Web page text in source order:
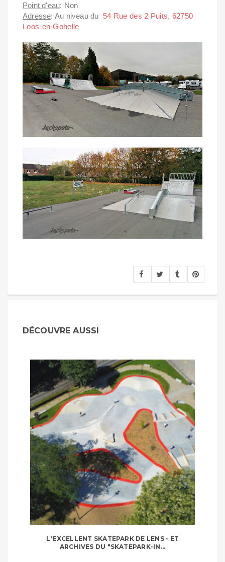
Point d'eau: Non
Adresse: Au niveau du 54 Rue des 2 Puits, 62750
Loos-en-Gohelle
DÉCOUVRE AUSSI
L'EXCELLENT SKATEPARK DE LENS - ET
ARCHIVES DU "SKATEPARK-IN...